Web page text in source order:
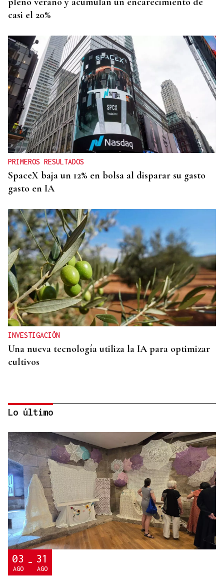
casi el 20%
PRIMEROS RESULTADOS
SpaceX baja un 12% en bolsa al disparar su gasto
gasto en IA
INVESTIGACIÓN
Una nueva tecnología utiliza la IA para optimizar
cultivos
SIEMENS GAMESA
El Ibex 35 abre la sesión con un alza del 0,4% y
acaricia los históricos 20.100 puntos
Lo último
03
AGO - 31
AGO